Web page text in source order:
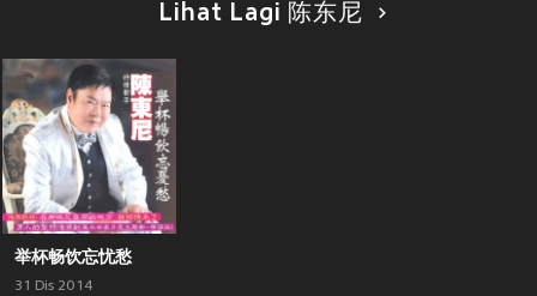
Lihat Lagi 陈东尼
举杯畅饮忘忧愁
31 Dis 2014